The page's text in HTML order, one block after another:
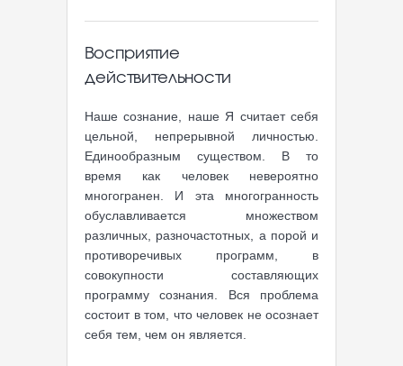
Восприятие
действительности
Наше сознание, наше Я считает себя
цельной, непрерывной личностью.
Единообразным существом. В то
время как человек невероятно
многогранен. И эта многогранность
обуславливается множеством
различных, разночастотных, а порой и
противоречивых программ, в
совокупности составляющих
программу сознания. Вся проблема
состоит в том, что человек не осознает
себя тем, чем он является.